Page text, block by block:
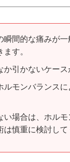
瞬間的な痛みが
す。
引かないケース
ルモンバランス
場合は、ホル
慎重に検討して